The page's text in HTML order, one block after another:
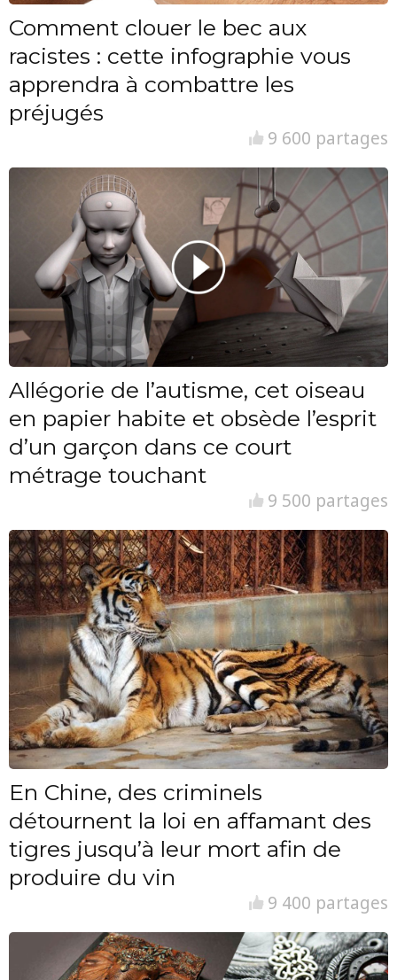
Comment clouer le bec aux
racistes : cette infographie vous
apprendra à combattre les
préjugés
9 600 partages
Allégorie de l’autisme, cet oiseau
en papier habite et obsède l’esprit
d’un garçon dans ce court
métrage touchant
9 500 partages
En Chine, des criminels
détournent la loi en affamant des
tigres jusqu’à leur mort afin de
produire du vin
9 400 partages